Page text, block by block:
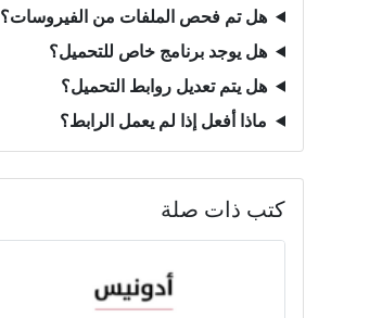
هل تم فحص الملفات من الفيروسات؟
هل يوجد برنامج خاص للتحميل؟
هل يتم تعديل روابط التحميل؟
ماذا أفعل إذا لم يعمل الرابط؟
كتب ذات صلة